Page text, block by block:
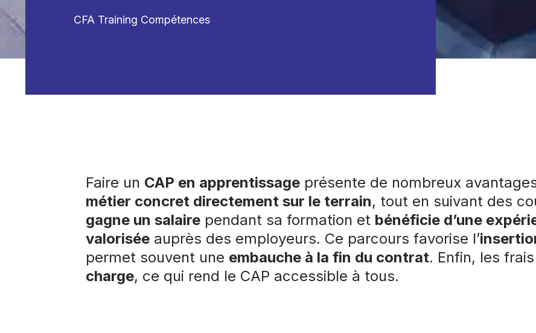
CFA Training Compétences
Faire un CAP en apprentissage présente de nombreux
métier concret directement sur le terrain, tout en suivant des
gagne un salaire pendant sa formation et bénéficie d’une
valorisée auprès des employeurs. Ce parcours favorise l’
permet souvent une embauche à la fin du contrat. Enfin, les
charge, ce qui rend le CAP accessible à tous.